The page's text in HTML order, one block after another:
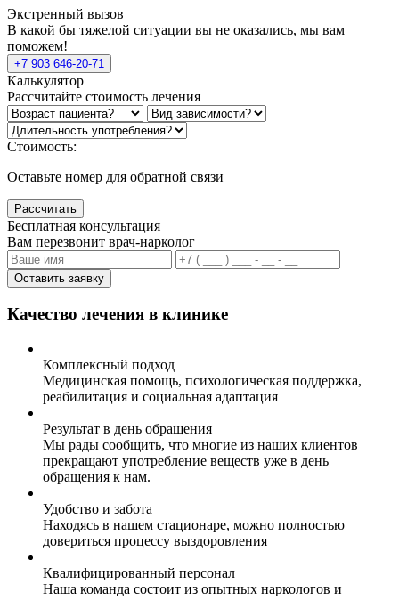
Экстренный вызов
В какой бы тяжелой ситуации вы не оказались, мы вам
поможем!
+7 903 646-20-71
Калькулятор
Рассчитайте стоимость лечения
Стоимость:
Оставьте номер для обратной связи
Рассчитать
Бесплатная консультация
Вам перезвонит врач-нарколог
Оставить заявку
Качество лечения в клинике
Комплексный подход
Медицинская помощь, психологическая поддержка,
реабилитация и социальная адаптация
Результат в день обращения
Мы рады сообщить, что многие из наших клиентов
прекращают употребление веществ уже в день
обращения к нам.
Удобство и забота
Находясь в нашем стационаре, можно полностью
довериться процессу выздоровления
Квалифицированный персонал
Наша команда состоит из опытных наркологов и